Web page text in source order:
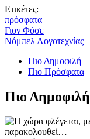
Ετικέτες:
πρόσφατα
Γιον Φόσε
Νόμπελ Λογοτεχνίας
Πιο Δημοφιλή
Πιο Πρόσφατα
Πιο Δημοφιλή